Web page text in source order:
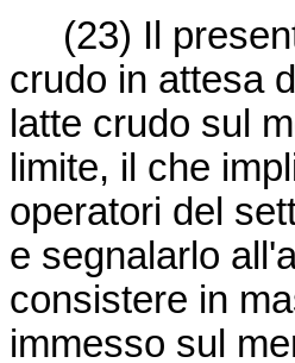
(23) Il
crudo in attesa
latte crudo sul
limite, il che
operatori del
e segnalarlo
consistere in
immesso sul